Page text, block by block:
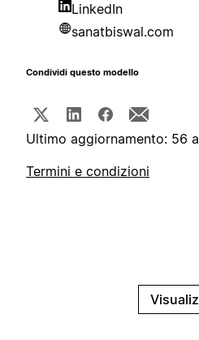
LinkedIn
sanatbiswal.com
Condividi questo modello
Ultimo aggiornamento: 56
Termini e condizioni